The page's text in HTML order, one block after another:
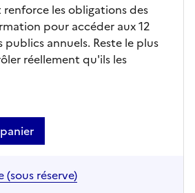
les obligations des
pour accéder aux 12
annuels. Reste le plus
réellement qu'ils les
(sous réserve)